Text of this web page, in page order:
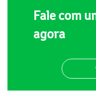
Fale com
agora